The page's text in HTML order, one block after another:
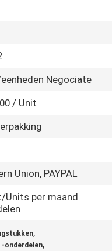
Negociate
/ Unit
Union, PAYPAL
Units per maand
,
-onderdelen,